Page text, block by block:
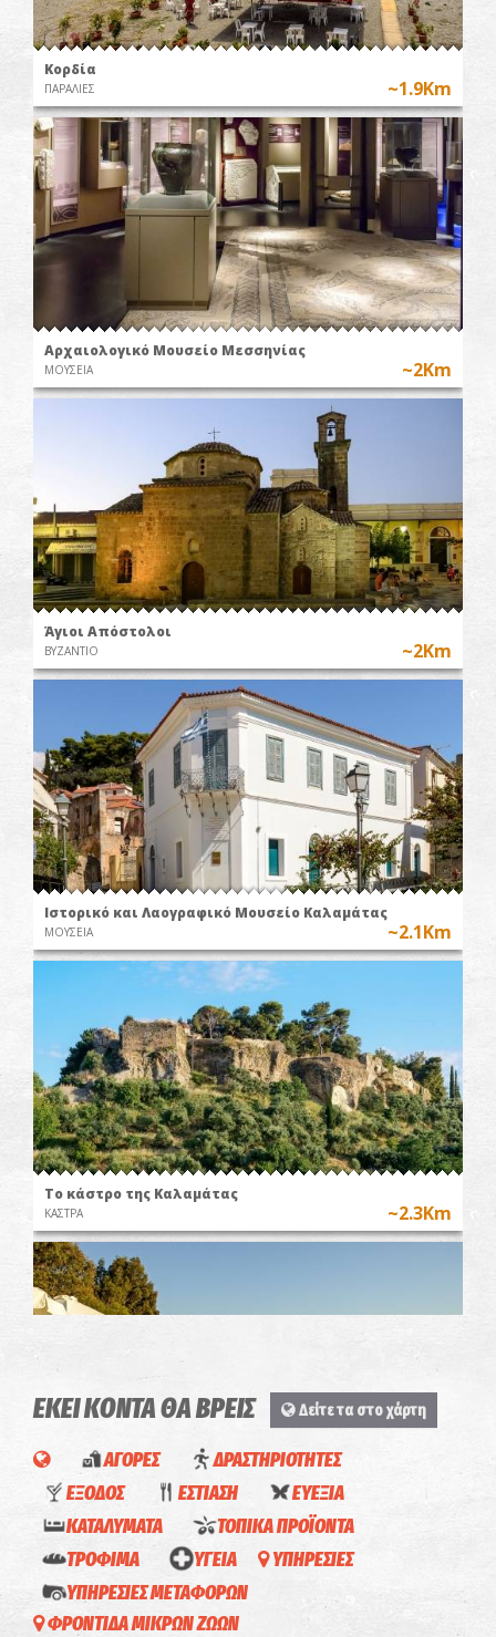
Κορδία
ΠΑΡΑΛΙΕΣ ~1.9Km
Αρχαιολογικό Μουσείο Μεσσηνίας
ΜΟΥΣΕΙΑ ~2Km
Άγιοι Απόστολοι
ΒΥΖΑΝΤΙΟ ~2Km
Ιστορικό και Λαογραφικό Μουσείο Καλαμάτας
ΜΟΥΣΕΙΑ ~2.1Km
Το κάστρο της Καλαμάτας
ΚΑΣΤΡΑ ~2.3Km
Αλμυρός
ΠΑΡΑΛΙΕΣ
ΕΚΕΙ ΚΟΝΤΑ ΘΑ ΒΡΕΙΣ Δείτε τα στο χάρτη
ΑΓΟΡΕΣ
ΔΡΑΣΤΗΡΙΟΤΗΤΕΣ
ΕΞΟΔΟΣ
ΕΣΤΙΑΣΗ
ΕΥΕΞΙΑ
ΚΑΤΑΛΥΜΑΤΑ
ΤΟΠΙΚΑ ΠΡΟΪΟΝΤΑ
ΤΡΟΦΙΜΑ
ΥΓΕΙΑ
ΥΠΗΡΕΣΙΕΣ
ΥΠΗΡΕΣΙΕΣ ΜΕΤΑΦΟΡΩΝ
ΦΡΟΝΤΙΔΑ ΜΙΚΡΩΝ ΖΩΩΝ
Απόλαυση
(Καλαμάτα)
Ευμάρεια-
Αγορές
Aposperite-